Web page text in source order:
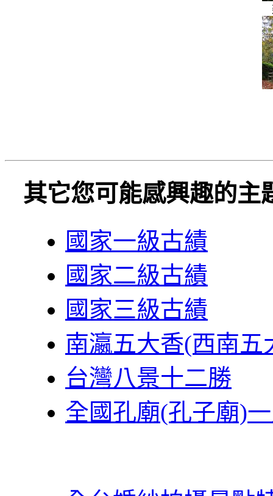
其它您可能感興趣的主
國家一級古績
國家二級古績
國家三級古績
南瀛五大香(西南五
台灣八景十二勝
全國孔廟(孔子廟)